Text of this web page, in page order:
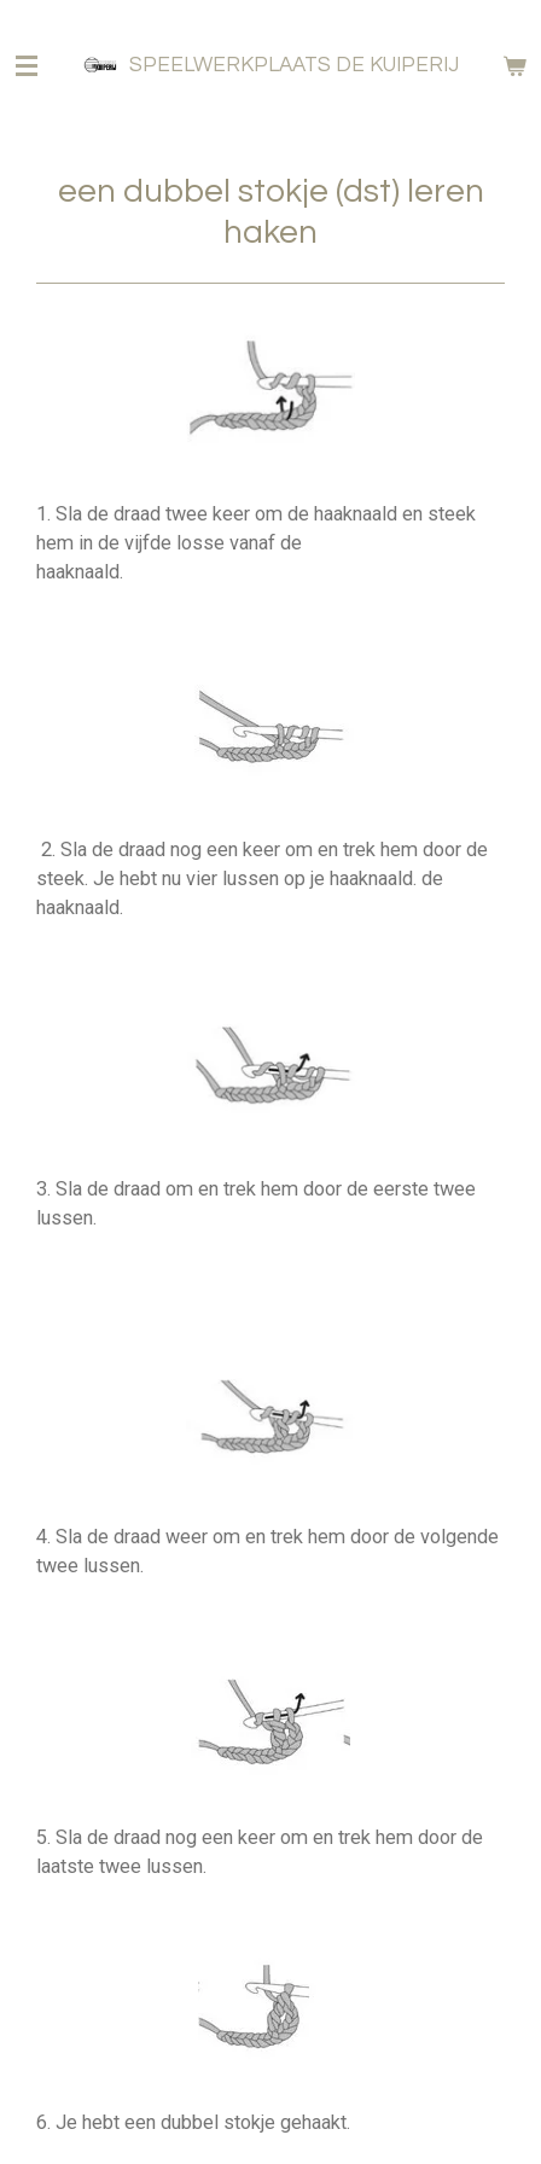
direct
naar
SPEELWERKPLAATS DE KUIPERIJ
een dubbel stokje (dst) leren
haken
1. Sla de draad twee keer om de haaknaald en steek
hem in de vijfde losse vanaf de
haaknaald.
2. Sla de draad nog een keer om en trek hem door de
steek. Je hebt nu vier lussen op je haaknaald. de
haaknaald.
3. Sla de draad om en trek hem door de eerste twee
lussen.
4. Sla de draad weer om en trek hem door de volgende
twee lussen.
5. Sla de draad nog een keer om en trek hem door de
laatste twee lussen.
6. Je hebt een dubbel stokje gehaakt.